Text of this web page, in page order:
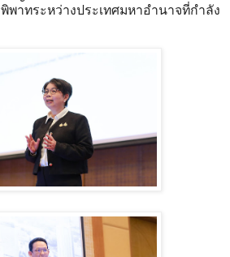
าทระหว่างประเทศมหาอำนาจที่กำลัง